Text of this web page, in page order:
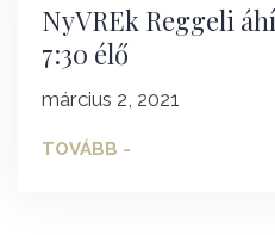
NyVREk Reggeli
7:30 élő
március 2, 2021
TOVÁBB -